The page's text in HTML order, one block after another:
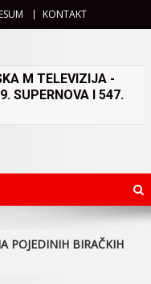
KONTAKT
M TELEVIZIJA -
SUPERNOVA I 547.
POJEDINIH BIRAČKIH